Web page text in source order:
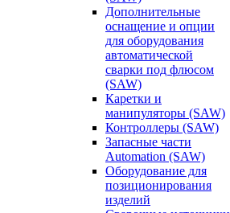
Дополнительные
оснащение и опции
для оборудования
автоматической
сварки под флюсом
(SAW)
Каретки и
манипуляторы (SAW)
Контроллеры (SAW)
Запасные части
Automation (SAW)
Оборудование для
позиционирования
изделий